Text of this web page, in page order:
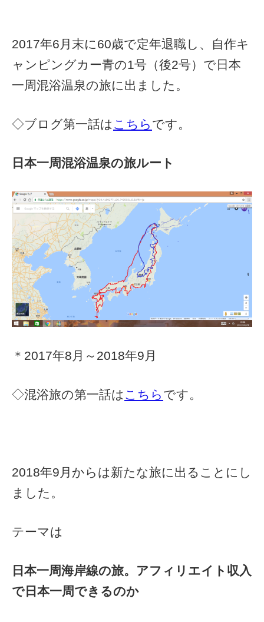
2017年6月末に60歳で定年退職し、自作キ
ャンピングカー青の1号（後2号）で日本
一周混浴温泉の旅に出ました。
◇ブログ第一話は こちら です。
日本一周混浴温泉の旅ルート
＊2017年8月～2018年9月
◇混浴旅の第一話は こちら です。
2018年9月からは新たな旅に出ることにし
ました。
テーマは
日本一周海岸線の旅。アフィリエイト収入
で日本一周できるのか